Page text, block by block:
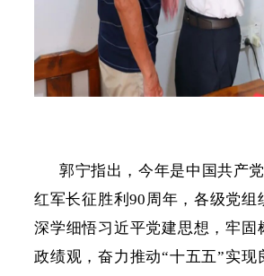
郭宁指出，今年是中国共产
红军长征胜利90周年，各级党组
深学细悟习近平党建思想，牢固
政绩观，奋力推动“十五五”实现